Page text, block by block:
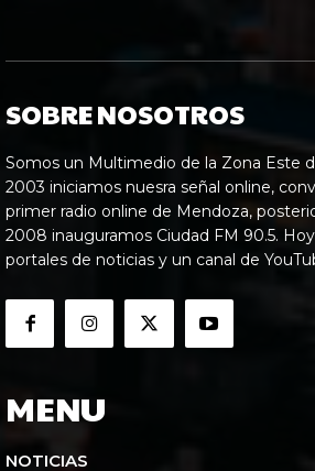
SOBRE NOSOTROS
Somos un Multimedio de la Zona Este
2003 iniciamos nuesra señal online,
primer radio online de Mendoza,
2008 inauguramos Ciudad FM 90.5.
portales de noticias y un canal de
MENU
NOTICIAS